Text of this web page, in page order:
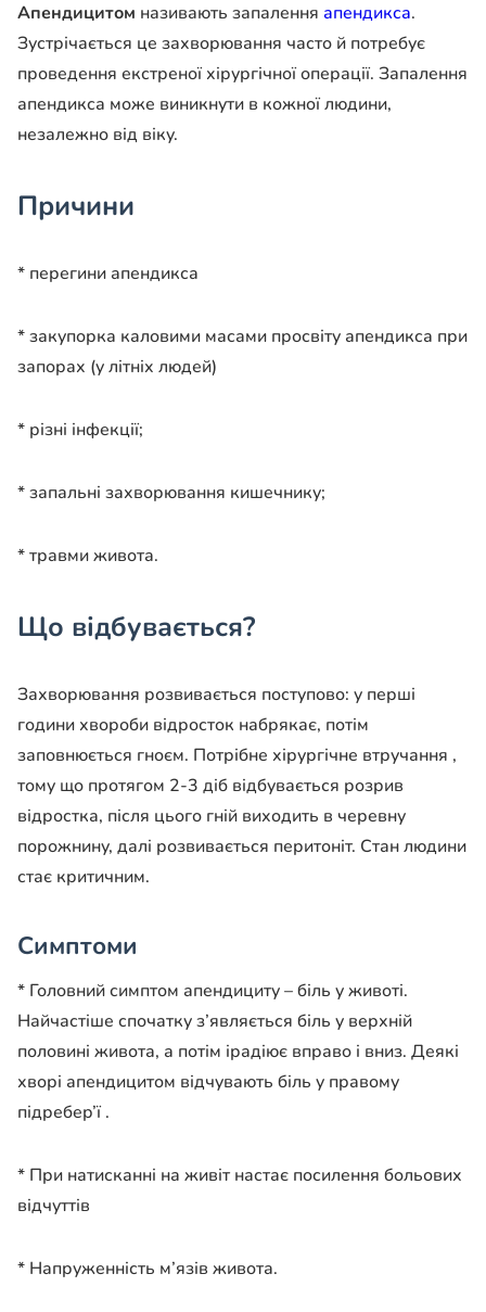
Апендицитом називають запалення апендикса.
Зустрічається це захворювання часто й потребує
проведення екстреної хірургічної операції. Запалення
апендикса може виникнути в кожної людини,
незалежно від віку.
Причини
* перегини апендикса
* закупорка каловими масами просвіту апендикса при
запорах (у літніх людей)
* різні інфекції;
* запальні захворювання кишечнику;
* травми живота.
Що відбувається?
Захворювання розвивається поступово: у перші
години хвороби відросток набрякає, потім
заповнюється гноєм. Потрібне хірургічне втручання ,
тому що протягом 2-3 діб відбувається розрив
відростка, після цього гній виходить в черевну
порожнину, далі розвивається перитоніт. Стан людини
стає критичним.
Симптоми
* Головний симптом апендициту – біль у животі.
Найчастіше спочатку з’являється біль у верхній
половині живота, а потім ірадіює вправо і вниз. Деякі
хворі апендицитом відчувають біль у правому
підребер’ї .
* При натисканні на живіт настає посилення больових
відчуттів
* Напруженність м’язів живота.